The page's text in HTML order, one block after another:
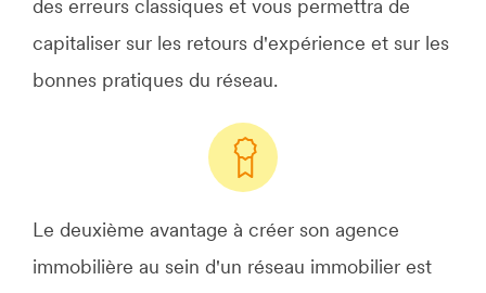
des erreurs classiques et vous permettra de
capitaliser sur les retours d'expérience et sur les
bonnes pratiques du réseau.
Le deuxième avantage à créer son agence
immobilière au sein d'un réseau immobilier est